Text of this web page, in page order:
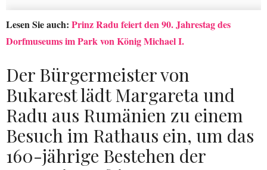
Lesen Sie auch: Prinz Radu feiert den 90. Jahrestag des
Dorfmuseums im Park von König Michael I.
Der Bürgermeister von
Bukarest lädt Margareta und
Radu aus Rumänien zu einem
Besuch im Rathaus ein, um das
160-jährige Bestehen der